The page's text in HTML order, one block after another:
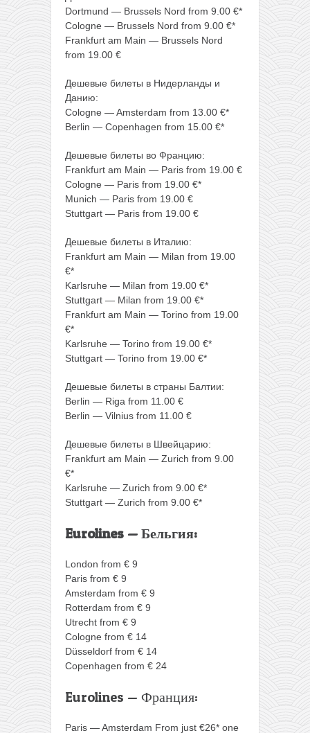
Dortmund — Brussels Nord from 9.00 €*
Cologne — Brussels Nord from 9.00 €*
Frankfurt am Main — Brussels Nord
from 19.00 €
Дешевые билеты в Нидерланды и
Данию:
Cologne — Amsterdam from 13.00 €*
Berlin — Copenhagen from 15.00 €*
Дешевые билеты во Францию:
Frankfurt am Main — Paris from 19.00 €
Cologne — Paris from 19.00 €*
Munich — Paris from 19.00 €
Stuttgart — Paris from 19.00 €
Дешевые билеты в Италию:
Frankfurt am Main — Milan from 19.00
€*
Karlsruhe — Milan from 19.00 €*
Stuttgart — Milan from 19.00 €*
Frankfurt am Main — Torino from 19.00
€*
Karlsruhe — Torino from 19.00 €*
Stuttgart — Torino from 19.00 €*
Дешевые билеты в страны Балтии:
Berlin — Riga from 11.00 €
Berlin — Vilnius from 11.00 €
Дешевые билеты в Швейцарию:
Frankfurt am Main — Zurich from 9.00
€*
Karlsruhe — Zurich from 9.00 €*
Stuttgart — Zurich from 9.00 €*
Eurolines — Бельгия:
London from € 9
Paris from € 9
Amsterdam from € 9
Rotterdam from € 9
Utrecht from € 9
Cologne from € 14
Düsseldorf from € 14
Copenhagen from € 24
Eurolines — Франция:
Paris — Amsterdam From just €26* one